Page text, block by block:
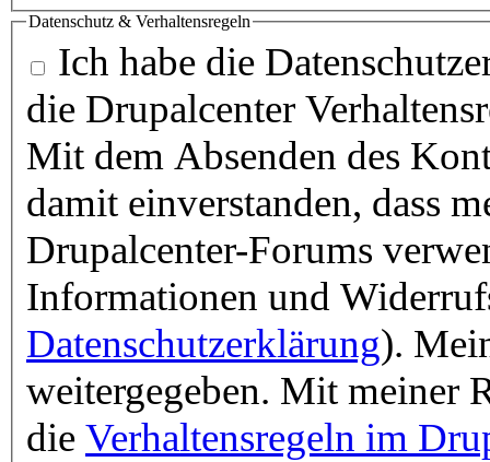
Datenschutz & Verhaltensregeln
Ich habe die
die Drupalcenter
Mit dem Absenden des
damit einverstanden, dass
Drupalcenter-Forums
Informationen und
Datenschutzerklärung).
weitergegeben. Mit meiner
die Verhaltensregeln im